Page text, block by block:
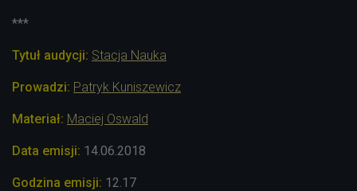
***
Tytuł audycji: Stacja Nauka
Prowadzi: Patryk Kuniszewicz
Materiał: Maciej Oswald
Data emisji: 14.06.2018
Godzina emisji: 12.17